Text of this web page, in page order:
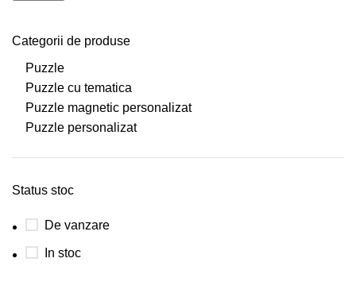
Categorii de produse
Puzzle
Puzzle cu tematica
Puzzle magnetic personalizat
Puzzle personalizat
Status stoc
De vanzare
In stoc